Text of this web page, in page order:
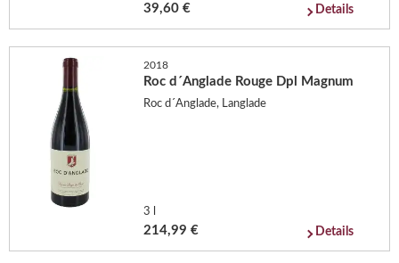
39,60 € Details
2018
Roc d´Anglade Rouge Dpl Magnum
Roc d´Anglade, Langlade
3 l
214,99 € Details